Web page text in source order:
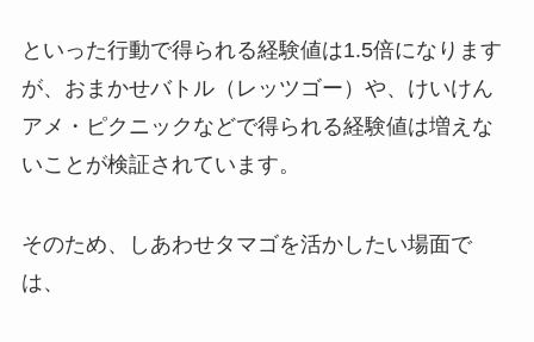
といった行動で得られる経験値は1.5倍になります
が、おまかせバトル（レッツゴー）や、けいけん
アメ・ピクニックなどで得られる経験値は増えな
いことが検証されています。
そのため、しあわせタマゴを活かしたい場面で
は、